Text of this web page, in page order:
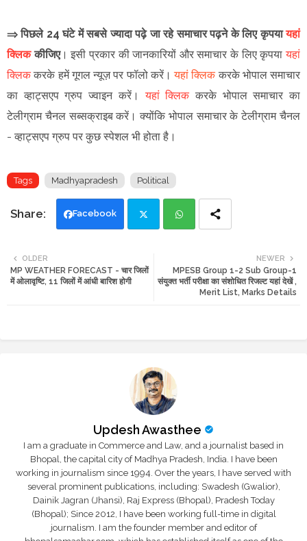
⇒ पिछले 24 घंटे में सबसे ज्यादा पढ़े जा रहे समाचार पढ़ने के लिए कृपयायहां
क्लिककीजिए।इसी प्रकार की जानकारियों और समाचार के लिए कृपयायहां
क्लिककरके हमें गूगल न्यूज़ पर फॉलो करें।यहां क्लिककरके भोपाल समाचार
का व्हाट्सएप ग्रुप ज्वाइन करें। यहां क्लिककरके भोपाल समाचार का
टेलीग्राम चैनल सब्सक्राइब करें।क्योंकि भोपाल समाचार के टेलीग्राम चैनल
- व्हाट्सएप ग्रुप पर कुछ स्पेशल भी होता है।
Tags Madhyapradesh Political
Facebook
tte ats
NEWER
MPESB Group 1-2 Sub Group-1
संयुक्त भर्ती परीक्षा का संशोधित रिजल्ट यहां देखें ,
Merit List, Marks Details
OLDER
MP WEATHER FORECAST - चार जिलों
में ओलावृष्टि, 11 जिलों में आंधी बारिश होगी
Updesh Awasthee
I am a graduate in Commerce and Law, and a journalist based in
Bhopal, the capital city of Madhya Pradesh, India. I have been
working in journalism since 1994. Over the years, I have served with
several prominent publications, including: Swadesh (Gwalior),
Dainik Jagran (Jhansi), Raj Express (Bhopal), Pradesh Today
(Bhopal); Since 2012, I have been working full-time in digital
journalism. I am the founder member and editor of